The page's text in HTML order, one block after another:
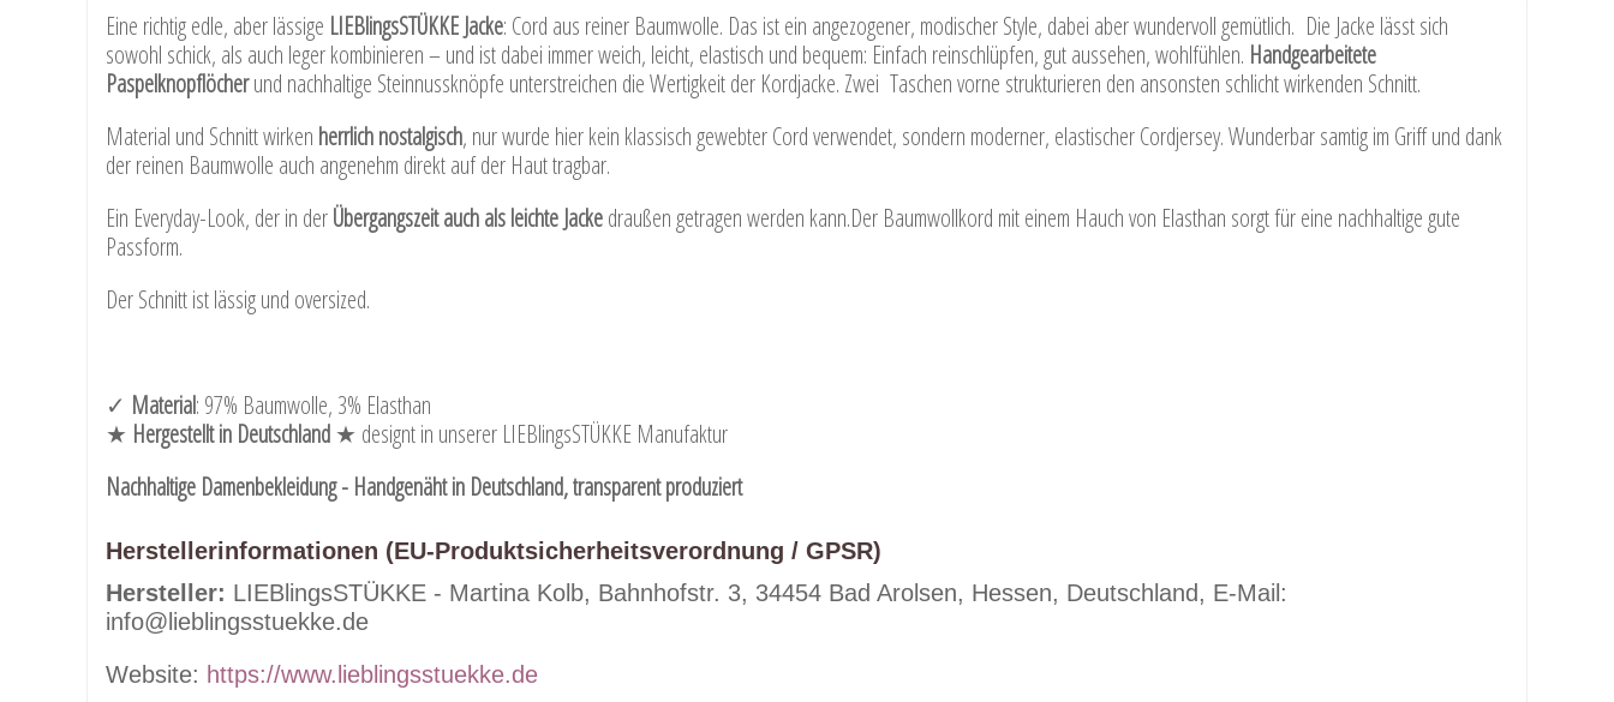
Eine richtig edle, aber lässige LIEBlingsSTÜKKE Jacke: Cord aus reiner Baumwolle. Das ist ein angezogener, modischer Style, dabei aber wundervoll gemütlich. Die Jacke lässt sich
sowohl schick, als auch leger kombinieren – und ist dabei immer weich, leicht, elastisch und bequem: Einfach reinschlüpfen, gut aussehen, wohlfühlen. Handgearbeitete
Paspelknopflöcherund nachhaltige Steinnussknöpfe unterstreichen die Wertigkeit der Kordjacke. Zwei Taschen vorne strukturieren den ansonsten schlicht wirkenden Schnitt.
Material und Schnitt wirken herrlich nostalgisch, nur wurde hier kein klassisch gewebter Cord verwendet, sondern moderner, elastischer Cordjersey. Wunderbar samtig im Griff und dank
der reinen Baumwolle auch angenehm direkt auf der Haut tragbar.
Ein Everyday-Look, der in derÜbergangszeit auch als leichte Jackedraußen getragen werden kann.Der Baumwollkord mit einem Hauch von Elasthan sorgt für eine nachhaltige gute
Passform.
Der Schnitt ist lässig und oversized.
​✓ Material: 97% Baumwolle, 3% Elasthan
★ Hergestellt in Deutschland★ designt in unserer LIEBlingsSTÜKKE Manufaktur
Nachhaltige Damenbekleidung - Handgenäht in Deutschland, transparent produziert
Herstellerinformationen (EU-Produktsicherheitsverordnung / GPSR)
Hersteller: LIEBlingsSTÜKKE - Martina Kolb, Bahnhofstr. 3, 34454 Bad Arolsen, Hessen, Deutschland, E-Mail:
info@lieblingsstuekke.de
Website: https://www.lieblingsstuekke.de